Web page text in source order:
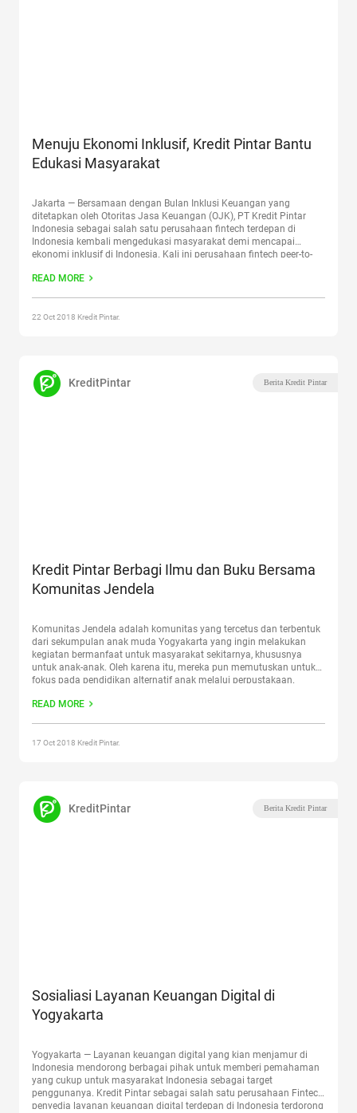
Menuju Ekonomi Inklusif, Kredit Pintar Bantu
Edukasi Masyarakat
Jakarta — Bersamaan dengan Bulan Inklusi Keuangan yang
ditetapkan oleh Otoritas Jasa Keuangan (OJK), PT Kredit Pintar
Indonesia sebagai salah satu perusahaan fintech terdepan di
Indonesia kembali mengedukasi masyarakat demi mencapai
ekonomi inklusif di Indonesia. Kali ini perusahaan fintech peer-to-
sebuah komunitas yang memiliki kepedulian di bidang
READ MORE
22 Oct 2018 Kredit Pintar.
KreditPintar Berita Kredit Pintar
Kredit Pintar Berbagi Ilmu dan Buku Bersama
Komunitas Jendela
Komunitas Jendela adalah komunitas yang tercetus dan terbentuk
dari sekumpulan anak muda Yogyakarta yang ingin melakukan
kegiatan bermanfaat untuk masyarakat sekitarnya, khususnya
untuk anak-anak. Oleh karena itu, mereka pun memutuskan untuk
fokus pada pendidikan alternatif anak melalui perpustakaan.
Komunitas Jendela hadir untuk membuka cakrawala anak-anak
READ MORE
17 Oct 2018 Kredit Pintar.
KreditPintar Berita Kredit Pintar
Sosialiasi Layanan Keuangan Digital di
Yogyakarta
Yogyakarta — Layanan keuangan digital yang kian menjamur di
Indonesia mendorong berbagai pihak untuk memberi pemahaman
yang cukup untuk masyarakat Indonesia sebagai target
penggunanya. Kredit Pintar sebagai salah satu perusahaan Fintech
penyedia layanan keuangan digital terdepan di Indonesia terdorong